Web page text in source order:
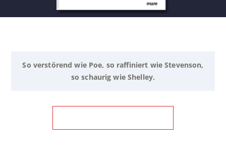
So verstörend wie Poe, so raffiniert wie Stevenson,
so schaurig wie Shelley.